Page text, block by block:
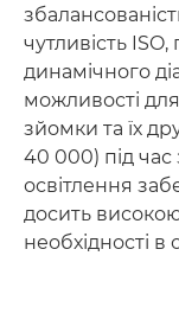
чутливість
динамічного
можливості
зйомки та їх
40 000) під
освітлення
досить
необхідності в